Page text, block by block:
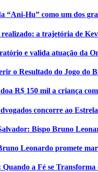
“Ani-Hu” como um dos
realizado: a trajetória de
e valida atuação da
o Resultado do Jogo do
R$ 150 mil a criança
concorre ao
Bispo Bruno
Leonardo promete
a Fé se Transforma